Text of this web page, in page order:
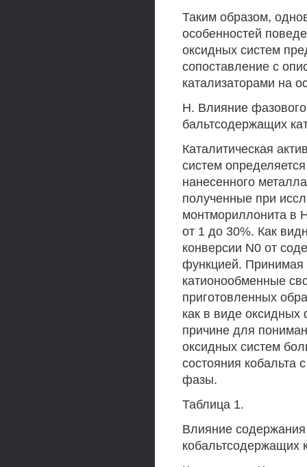
Таким образом,
особенностей
оксидных систем
сопоставление с
катализаторами на
Н. Влияние фазового
бальтсодержащих
Каталитическая
систем
нанесенного
полученные при
монтмориллонита в
от 1 до 30%. Как
конверсии N0 от
функцией.
катионообменные
приготовленных
как в виде
причине для
оксидных систем
состояния кобальта
фазы.
Таблица 1.
Влияние содержания
кобальтсодержащих